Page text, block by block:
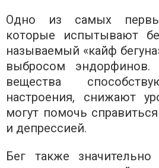
Одно из самых
которые испытывают
называемый «кайф
выбросом эндорфинов.
вещества
настроения, снижают
могут помочь
и депрессией.
Бег также значительно